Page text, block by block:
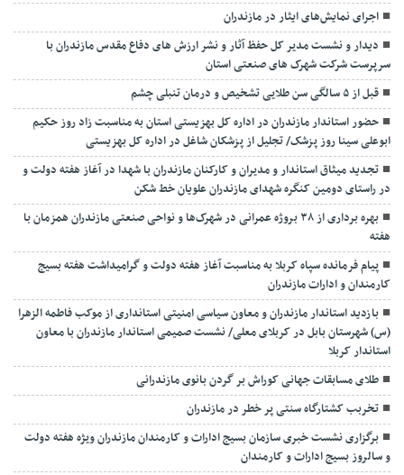
اجرای نمایش‌های ایثار در مازندران
دیدار و نشست مدیر کل حفظ آثار و نشر ارزش های دفاع مقدس مازندران با
سرپرست شرکت شهرک های صنعتی استان
قبل از ۵ سالگی سن طلایی تشخیص و درمان تنبلی چشم
حضور استاندار مازندران در اداره کل بهزیستی استان به مناسبت زاد روز حکیم
ابوعلی سینا روز پزشک/ تجلیل از پزشکان شاغل در اداره کل بهزیستی
تجدید میثاق استاندار و مدیران و کارکنان مازندران با شهدا در آغاز هفته دولت و
در راستای دومین کنگره شهدای مازندران علویان خط شکن
بهره برداری از ۳۸ بروژه عمرانی در شهرک‌ها و نواحی صنعتی مازندران همزمان با
هفته
پیام فرمانده سپاه کربلا به مناسبت آغاز هفته دولت و گرامیداشت هفته بسیج
کارمندان و ادارات مازندران
بازدید استاندار مازندران و معاون سیاسی امنیتی استانداری از موکب فاطمه الزهرا
(س) شهرستان بابل در کربلای معلی/ نشست صمیمی استاندار مازندران با معاون
استاندار کربلا
طلای مسابقات جهانی کوراش بر گردن بانوی مازندرانی
تخربب کشتارگاه سنتی پر خطر در مازندران
برگزاری نشست خبری سازمان بسیج ادارات و کارمندان مازندران ویژه هفته دولت
و سالروز بسیج ادارات و کارمندان